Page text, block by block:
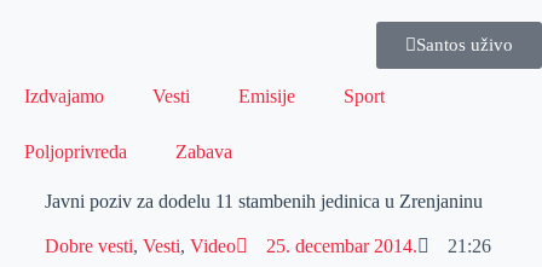
Santos uživo
Izdvajamo Vesti Emisije Sport
Poljoprivreda Zabava
Javni poziv za dodelu 11 stambenih jedinica u Zrenjaninu
Dobre vesti, Vesti, Video 25. decembar 2014. 21:26